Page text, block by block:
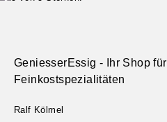
GeniesserEssig - Ihr Shop
Feinkostspezialitäten
Ralf Kölmel